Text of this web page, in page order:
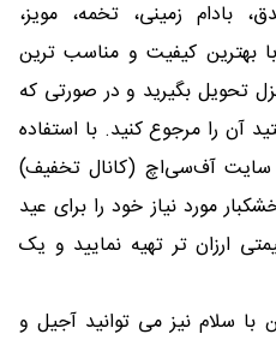
بادام زمینی، تخمه، مویز،
کیفیت و مناسب ترین
تحویل بگیرید و در صورتی که
آن را مرجوع کنید. با استفاده
آف‌سی‌اچ (کانال تخفیف)
مورد نیاز خود را برای عید
ارزان تر تهیه نمایید و یک
با سلام نیز می توانید آجیل و